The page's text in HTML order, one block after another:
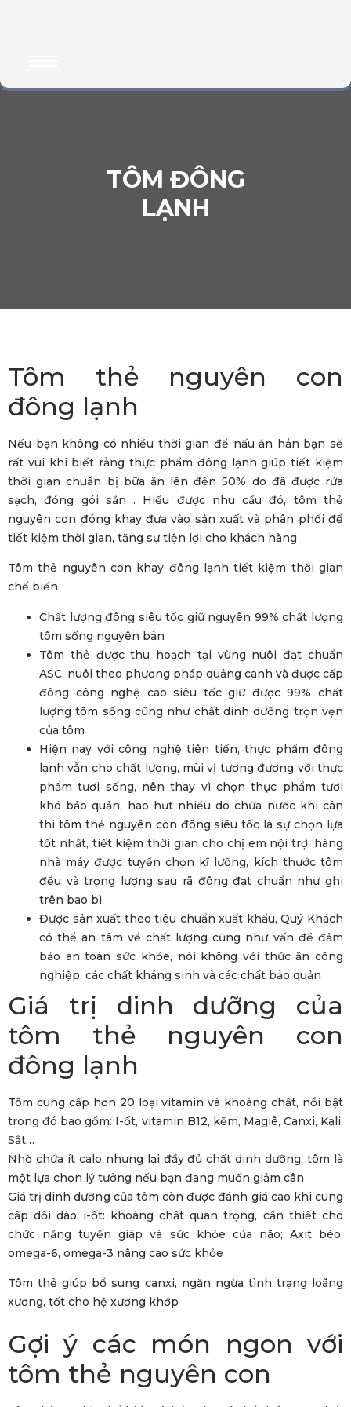
TÔM ĐÔNG
LẠNH
Tôm thẻ nguyên con
đông lạnh
Nếu bạn không có nhiều thời gian để nấu ăn hẳn bạn sẽ
rất vui khi biết rằng thực phẩm đông lạnh giúp tiết kiệm
thời gian chuẩn bị bữa ăn lên đến 50% do đã được rửa
sạch, đóng gói sẵn . Hiểu được nhu cầu đó, tôm thẻ
nguyên con đóng khay đưa vào sản xuất và phân phối để
tiết kiệm thời gian, tăng sự tiện lợi cho khách hàng
Tôm thẻ nguyên con khay đông lạnh tiết kiệm thời gian
chế biến
Chất lượng đông siêu tốc giữ nguyên 99% chất lượng
tôm sống nguyên bản
Tôm thẻ được thu hoạch tại vùng nuôi đạt chuẩn
ASC, nuôi theo phương pháp quảng canh và được cấp
đông công nghệ cao siêu tốc giữ được 99% chất
lượng tôm sống cũng như chất dinh dưỡng trọn vẹn
của tôm
Hiện nay với công nghệ tiên tiến, thực phẩm đông
lạnh vẫn cho chất lượng, mùi vị tương đương với thực
phẩm tươi sống, nên thay vì chọn thực phẩm tươi
khó bảo quản, hao hụt nhiều do chứa nước khi cân
thì tôm thẻ nguyên con đông siêu tốc là sự chọn lựa
tốt nhất, tiết kiệm thời gian cho chị em nội trợ: hàng
nhà máy được tuyển chọn kĩ lưỡng, kích thước tôm
đều và trọng lượng sau rã đông đạt chuẩn như ghi
trên bao bì
Được sản xuất theo tiêu chuẩn xuất khẩu, Quý Khách
có thể an tâm về chất lượng cũng như vấn đề đảm
bảo an toàn sức khỏe, nói không với thức ăn công
nghiệp, các chất kháng sinh và các chất bảo quản
Giá trị dinh dưỡng của
tôm thẻ nguyên con
đông lạnh
Tôm cung cấp hơn 20 loại vitamin và khoáng chất, nổi bật
trong đó bao gồm: I-ốt, vitamin B12, kẽm, Magiê, Canxi, Kali,
Sắt…
Nhờ chứa ít calo nhưng lại đầy đủ chất dinh dưỡng, tôm là
một lựa chọn lý tưởng nếu bạn đang muốn giảm cân
Giá trị dinh dưỡng của tôm còn được đánh giá cao khi cung
cấp dồi dào i-ốt: khoáng chất quan trọng, cần thiết cho
chức năng tuyến giáp và sức khỏe của não; Axit béo,
omega-6, omega-3 nâng cao sức khỏe
Tôm thẻ giúp bổ sung canxi, ngăn ngừa tình trạng loãng
xương, tốt cho hệ xương khớp
Gợi ý các món ngon với
tôm thẻ nguyên con